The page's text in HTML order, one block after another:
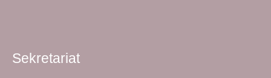
Sekretariat